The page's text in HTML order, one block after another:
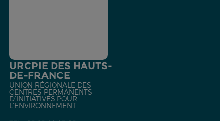
URCPIE DES HAUTS-
DE-FRANCE
UNION RÉGIONALE DES
CENTRES PERMANENTS
D'INITIATIVES POUR
L'ENVIRONNEMENT